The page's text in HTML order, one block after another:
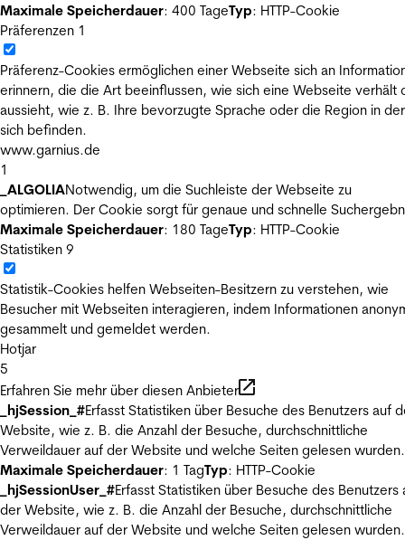
Maximale Speicherdauer: 400 TageTyp: HTTP-Cookie
Präferenzen 1
Präferenz-Cookies ermöglichen einer Webseite sich an
erinnern, die die Art beeinflussen, wie sich eine Webseite verhält
aussieht, wie z. B. Ihre bevorzugte Sprache oder die Region in
sich befinden.
www.garnius.de
1
_ALGOLIANotwendig, um die Suchleiste der Webseite zu
optimieren. Der Cookie sorgt für genaue und schnelle
Maximale Speicherdauer: 180 TageTyp: HTTP-Cookie
Statistiken 9
Statistik-Cookies helfen Webseiten-Besitzern zu verstehen, wie
Besucher mit Webseiten interagieren, indem Informationen
gesammelt und gemeldet werden.
Hotjar
5
Erfahren Sie mehr über diesen Anbieter
_hjSession_#Erfasst Statistiken über Besuche des Benutzers auf
Website, wie z. B. die Anzahl der Besuche, durchschnittliche
Verweildauer auf der Website und welche Seiten gelesen wurden.
Maximale Speicherdauer: 1 TagTyp: HTTP-Cookie
_hjSessionUser_#Erfasst Statistiken über Besuche des Benutzers
der Website, wie z. B. die Anzahl der Besuche, durchschnittliche
Verweildauer auf der Website und welche Seiten gelesen wurden.